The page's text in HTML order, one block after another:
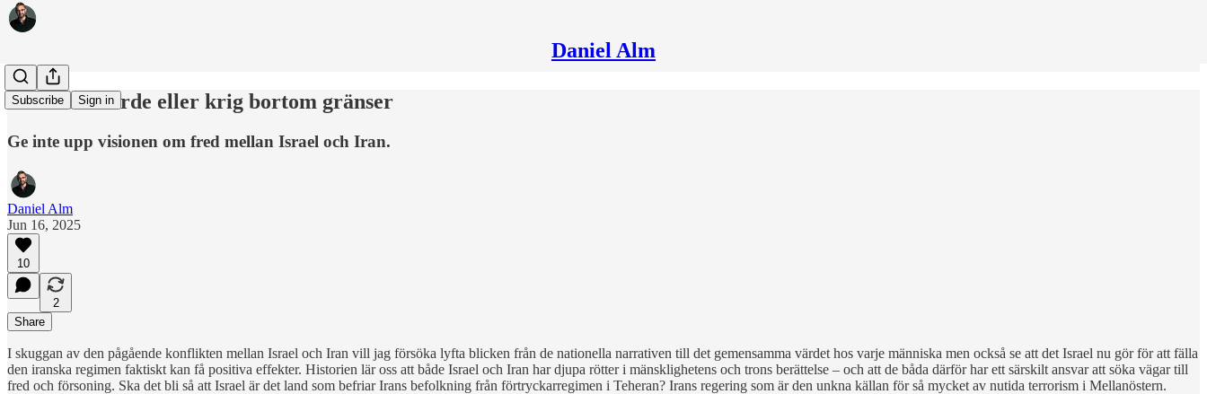
Daniel Alm
Subscribe Sign in
Människovärde eller krig bortom gränser
Ge inte upp visionen om fred mellan Israel och Iran.
Daniel Alm
Jun 16, 2025
10
2
Share
I skuggan av den pågående konflikten mellan Israel och Iran vill jag försöka lyfta blicken från de nationella narrativen till det gemensamma värdet hos varje människa men också se att det Israel nu gör för att fälla
den iranska regimen faktiskt kan få positiva effekter. Historien lär oss att både Israel och Iran har djupa rötter i mänsklighetens och trons berättelse – och att de båda därför har ett särskilt ansvar att söka vägar till
fred och försoning. Ska det bli så att Israel är det land som befriar Irans befolkning från förtryckarregimen i Teheran? Irans regering som är den unkna källan för så mycket av nutida terrorism i Mellanöstern.